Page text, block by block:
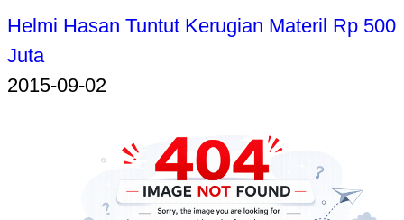
Helmi Hasan Tuntut Kerugian Materil Rp 500
Juta
2015-09-02